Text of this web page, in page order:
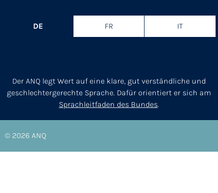
DE FR IT
Der ANQ legt Wert auf eine klare, gut verständliche und
geschlechtergerechte Sprache. Dafür orientiert er sich am
Sprachleitfaden des Bundes.
© 2026 ANQ